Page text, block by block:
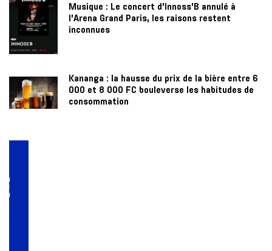
Musique : Le concert d’Innoss’B annulé à
l’Arena Grand Paris, les raisons restent
inconnues
Kananga : la hausse du prix de la bière entre 6
000 et 8 000 FC bouleverse les habitudes de
consommation